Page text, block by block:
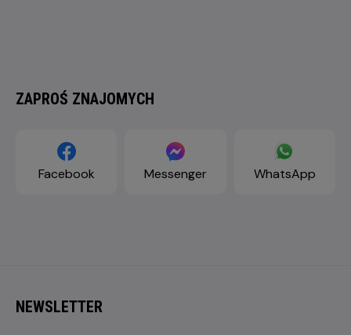
ZAPROŚ ZNAJOMYCH
Facebook Messenger WhatsApp
NEWSLETTER